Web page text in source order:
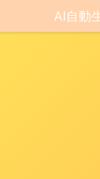
AI自動